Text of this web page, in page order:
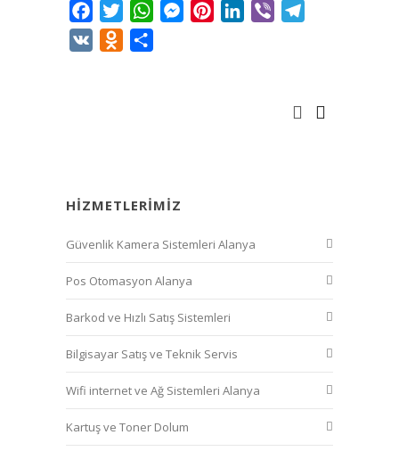
FacebookTwitterWhatsAppMessenger
PinterestLinkedIn
Viber
VK
Odnoklassniki
HIZMETLERIMIZ
Güvenlik Kamera Sistemleri Alanya
Pos Otomasyon Alanya
Barkod ve Hızlı Satış Sistemleri
Bilgisayar Satış ve Teknik Servis
Wifi internet ve Ağ Sistemleri Alanya
Kartuş ve Toner Dolum